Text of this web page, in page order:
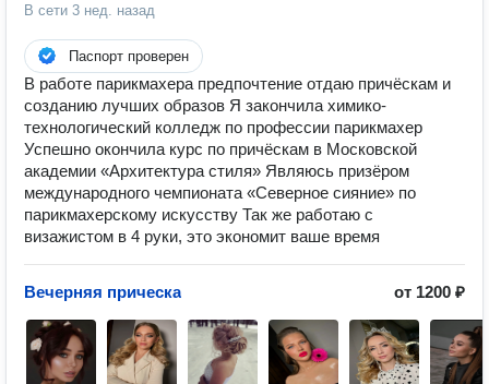
В сети 3 нед. назад
Паспорт проверен
В работе парикмахера предпочтение отдаю причёскам и
созданию лучших образов Я закончила химико-
технологический колледж по профессии парикмахер
Успешно окончила курс по причёскам в Московской
академии «Архитектура стиля» Являюсь призёром
международного чемпионата «Северное сияние» по
парикмахерскому искусству Так же работаю с
визажистом в 4 руки, это экономит ваше время
Вечерняя прическа от 1200 ₽